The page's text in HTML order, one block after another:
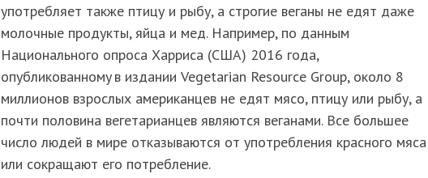
употребляет также птицу и рыбу, а строгие веганы не едят даже
молочные продукты, яйца и мед. Например, по данным
Национального опроса Харриса (США) 2016 года,
опубликованному в издании Vegetarian Resource Group, около 8
миллионов взрослых американцев не едят мясо, птицу или рыбу, а
почти половина вегетарианцев являются веганами. Все большее
число людей в мире отказываются от употребления красного мяса
или сокращают его потребление.